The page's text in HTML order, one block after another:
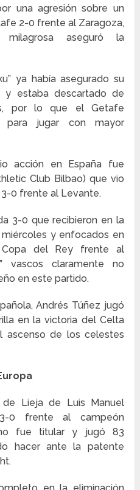
una agresión sobre un
2-0 frente al Zaragoza,
aseguró la
ya había asegurado su
y estaba descartado de
por lo que el Getafe
para jugar con mayor
acción en España fue
Club Bilbao) que vio
0 frente al Levante.
3-0 que recibieron en la
y enfocados en
del Rey frente al
vascos claramente no
en este partido.
Andrés Túñez jugó
en la victoria del Celta
ascenso de los celestes
de Lieja de Luis Manuel
0 frente al campeón
fue titular y jugó 83
hacer ante la patente